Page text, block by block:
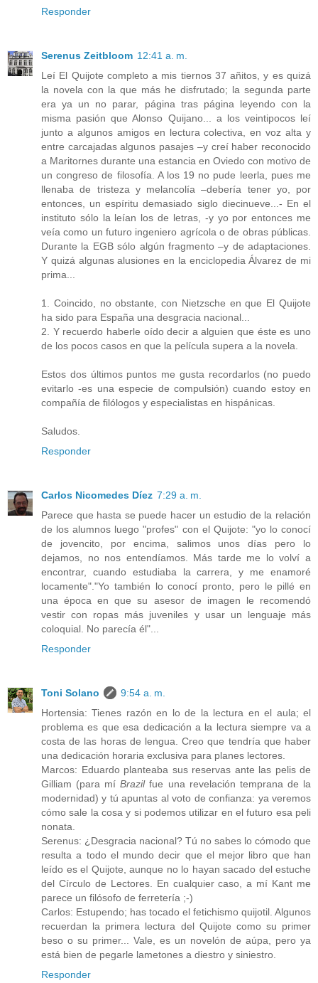
Responder
Serenus Zeitbloom 12:41 a. m.
Leí El Quijote completo a mis tiernos 37 añitos, y es quizá
la novela con la que más he disfrutado; la segunda parte
era ya un no parar, página tras página leyendo con la
misma pasión que Alonso Quijano... a los veintipocos leí
junto a algunos amigos en lectura colectiva, en voz alta y
entre carcajadas algunos pasajes –y creí haber reconocido
a Maritornes durante una estancia en Oviedo con motivo de
un congreso de filosofía. A los 19 no pude leerla, pues me
llenaba de tristeza y melancolía –debería tener yo, por
entonces, un espíritu demasiado siglo diecinueve...- En el
instituto sólo la leían los de letras, -y yo por entonces me
veía como un futuro ingeniero agrícola o de obras públicas.
Durante la EGB sólo algún fragmento –y de adaptaciones.
Y quizá algunas alusiones en la enciclopedia Álvarez de mi
prima...
1. Coincido, no obstante, con Nietzsche en que El Quijote
ha sido para España una desgracia nacional...
2. Y recuerdo haberle oído decir a alguien que éste es uno
de los pocos casos en que la película supera a la novela.
Estos dos últimos puntos me gusta recordarlos (no puedo
evitarlo -es una especie de compulsión) cuando estoy en
compañía de filólogos y especialistas en hispánicas.
Saludos.
Responder
Carlos Nicomedes Díez 7:29 a. m.
Parece que hasta se puede hacer un estudio de la relación
de los alumnos luego "profes" con el Quijote: "yo lo conocí
de jovencito, por encima, salimos unos días pero lo
dejamos, no nos entendíamos. Más tarde me lo volví a
encontrar, cuando estudiaba la carrera, y me enamoré
locamente"."Yo también lo conocí pronto, pero le pillé en
una época en que su asesor de imagen le recomendó
vestir con ropas más juveniles y usar un lenguaje más
coloquial. No parecía él"...
Responder
Toni Solano
9:54 a. m.
Hortensia: Tienes razón en lo de la lectura en el aula; el
problema es que esa dedicación a la lectura siempre va a
costa de las horas de lengua. Creo que tendría que haber
una dedicación horaria exclusiva para planes lectores.
Marcos: Eduardo planteaba sus reservas ante las pelis de
Gilliam (para míBrazilfue una revelación temprana de la
modernidad) y tú apuntas al voto de confianza: ya veremos
cómo sale la cosa y si podemos utilizar en el futuro esa peli
nonata.
Serenus: ¿Desgracia nacional? Tú no sabes lo cómodo que
resulta a todo el mundo decir que el mejor libro que han
leído es el Quijote, aunque no lo hayan sacado del estuche
del Círculo de Lectores. En cualquier caso, a mí Kant me
parece un filósofo de ferretería ;-)
Carlos: Estupendo; has tocado el fetichismo quijotil. Algunos
recuerdan la primera lectura del Quijote como su primer
beso o su primer... Vale, es un novelón de aúpa, pero ya
está bien de pegarle lametones a diestro y siniestro.
Responder